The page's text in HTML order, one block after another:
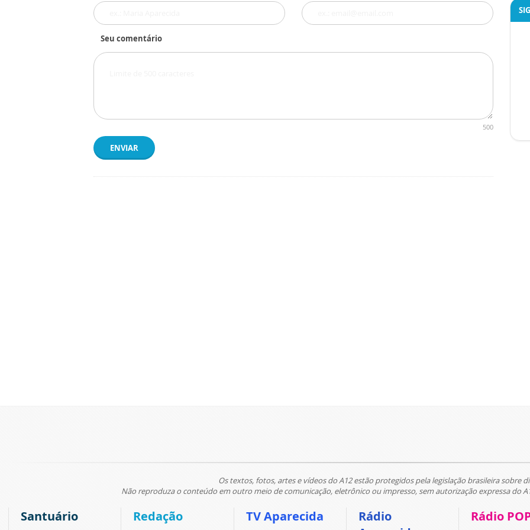
Seu comentário
500
ENVIAR
Os textos, fotos, artes e vídeos do A12 estão protegidos pela legislação brasileira sobre
Não reproduza o conteúdo em outro meio de comunicação, eletrônico ou impresso, sem autorização expressa do
Santuário Redação TV Aparecida
Rádio
Rádio